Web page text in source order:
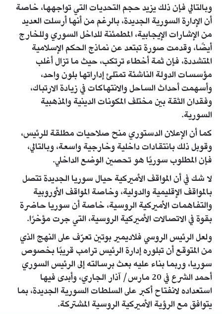
وبالتالي فإن ذلك يزيد حجم التحديات التي تواجهها، خاصة
أن الإدارة السورية الجديدة، بالرغم من أنها أرسلت العديد
من الإشارات الإيجابية، المطمئنة للداخل السوري وللخارج
أيضًا، وقدمت صورة تبتعد عن نماذج الحكم الإسلامية
المتشددة، فإن ثمة أخطاء ترتكب، حيث ما تزال أغلب
مؤسسات الدولة الناشئة تمتلئ إداراتها بلون واحد،
وأسهمت أحداث الساحل والانتهاكات في زيادة الارتباك،
وفقدان الثقة بين مختلف المكونات الدينية والمذهبية
السورية.
كما أن الإعلان الدستوري منح صلاحيات مطلقة للرئيس،
وقوبل ذلك بانتقادات داخلية وخارجية واسعة، وبالتالي،
فإن المطلوب سوريًا هو تحصين الوضع الداخلي.
لا شك في أن المواقف الأميركية حيال سوريا الجديدة تتصل
بالمواقف الإقليمية والدولية، وخاصة المواقف الأوروبية
والتفاهمات الأميركية الروسية، خاصة أن سوريا حاضرة
بقوة في الاتصالات الأميركية الروسية، التي جرت مؤخرًا.
ولعل الرئيس الروسي فلاديمير بوتين تعرّف على النهج الذي
من المتوقع أن تبلوره إدارة الرئيس ترامب قريبًا بخصوص
سوريا، وربما بناء عليه بعث برسالته إلى الرئيس السوري
أحمد الشرع في 20 مارس/ آذار الجاري، وأبدى فيها
استعداده لانفتاح أكبر على السلطات السورية الجديدة، بما
يتوافق مع الرؤية الأميركية الروسية المشتركة.